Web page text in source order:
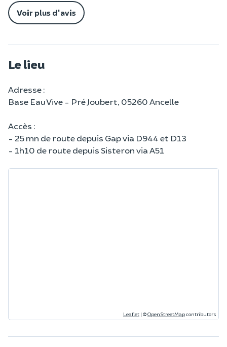
Voir plus d'avis
Le lieu
Adresse :
Base Eau Vive - Pré Joubert, 05260 Ancelle
Accès :
- 25 mn de route depuis Gap via D944 et D13
- 1h10 de route depuis Sisteron via A51
Leaflet | ©OpenStreetMapcontributors